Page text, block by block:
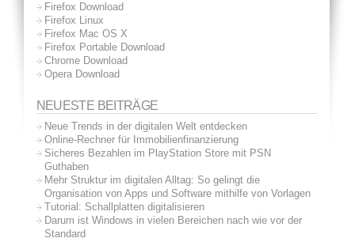
Firefox Download
Firefox Linux
Firefox Mac OS X
Firefox Portable Download
Chrome Download
Opera Download
NEUESTE BEITRÄGE
Neue Trends in der digitalen Welt entdecken
Online-Rechner für Immobilienfinanzierung
Sicheres Bezahlen im PlayStation Store mit PSN
Guthaben
Mehr Struktur im digitalen Alltag: So gelingt die
Organisation von Apps und Software mithilfe von Vorlagen
Tutorial: Schallplatten digitalisieren
Darum ist Windows in vielen Bereichen nach wie vor der
Standard